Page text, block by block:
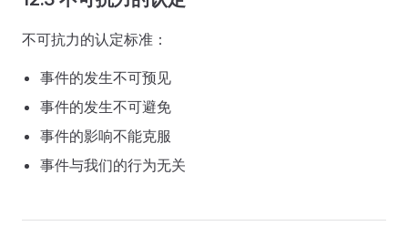
不可抗力的认定标准：
事件的发生不可预见
事件的发生不可避免
事件的影响不能克服
事件与我们的行为无关